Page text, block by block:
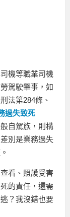
機等職業司機
駕駛肇事，如
法第284條、
過失致死
自駕族，則構
別是業務過失
看、照護受害
的責任，還需
？我沒錯也要